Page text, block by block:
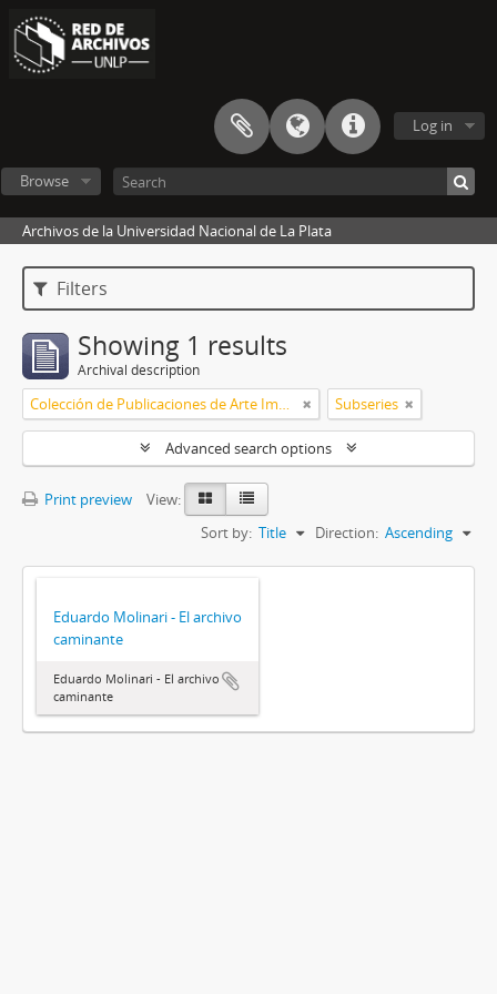
Log in
Browse
Archivos de la Universidad Nacional de La Plata
Filters
Showing 1 results
Archival description
Colección de Publicaciones de Arte Impreso Subseries
Advanced search options
Print preview
View:
Sort by: Title Direction: Ascending
Eduardo Molinari - El archivo
caminante
Eduardo Molinari - El archivo
caminante